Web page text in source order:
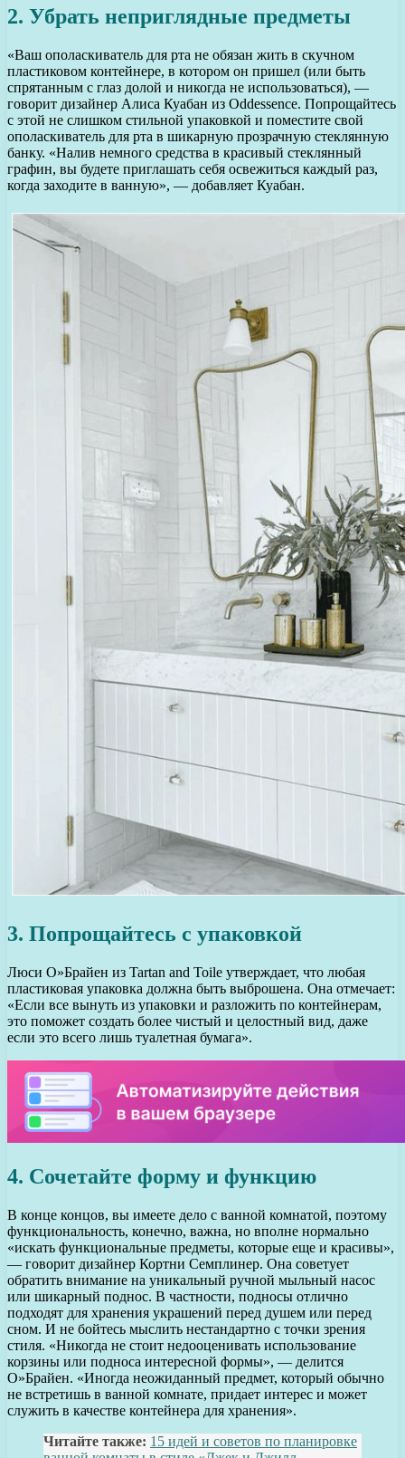
2. Убрать неприглядные предметы
«Ваш ополаскиватель для рта не обязан жить в скучном
пластиковом контейнере, в котором он пришел (или быть
спрятанным с глаз долой и никогда не использоваться), —
говорит дизайнер Алиса Куабан из Oddessence. Попрощайтесь
с этой не слишком стильной упаковкой и поместите свой
ополаскиватель для рта в шикарную прозрачную стеклянную
банку. «Налив немного средства в красивый стеклянный
графин, вы будете приглашать себя освежиться каждый раз,
когда заходите в ванную», — добавляет Куабан.
3. Попрощайтесь с упаковкой
Люси О»Брайен из Tartan and Toile утверждает, что любая
пластиковая упаковка должна быть выброшена. Она отмечает:
«Если все вынуть из упаковки и разложить по контейнерам,
это поможет создать более чистый и целостный вид, даже
если это всего лишь туалетная бумага».
4. Сочетайте форму и функцию
В конце концов, вы имеете дело с ванной комнатой, поэтому
функциональность, конечно, важна, но вполне нормально
«искать функциональные предметы, которые еще и красивы»,
— говорит дизайнер Кортни Семплинер. Она советует
обратить внимание на уникальный ручной мыльный насос
или шикарный поднос. В частности, подносы отлично
подходят для хранения украшений перед душем или перед
сном. И не бойтесь мыслить нестандартно с точки зрения
стиля. «Никогда не стоит недооценивать использование
корзины или подноса интересной формы», — делится
О»Брайен. «Иногда неожиданный предмет, который обычно
не встретишь в ванной комнате, придает интерес и может
служить в качестве контейнера для хранения».
Читайте также: 15 идей и советов по планировке